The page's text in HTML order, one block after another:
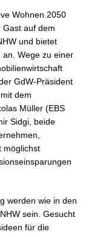
Wohnen.2050
Gast auf dem
und bietet
Wege zu einer
GdW-Präsident
dem
Müller (EBS
Sidgi, beide
möglichst
werden wie in den
sein. Gesucht
für die